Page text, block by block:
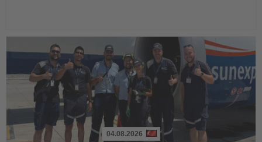
04.08.2026